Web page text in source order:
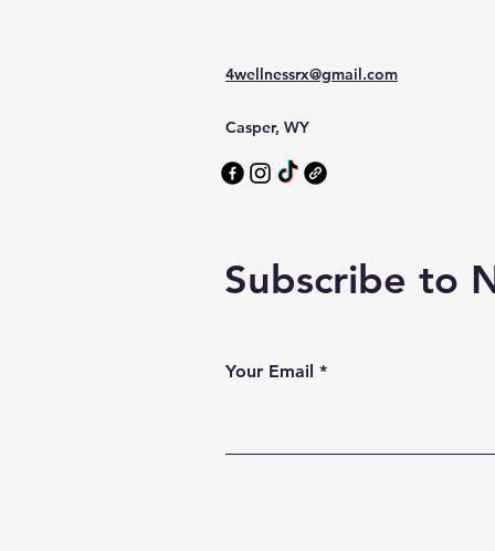
4wellnessrx@gmail.com
Casper, WY
Subscribe to
Your Email